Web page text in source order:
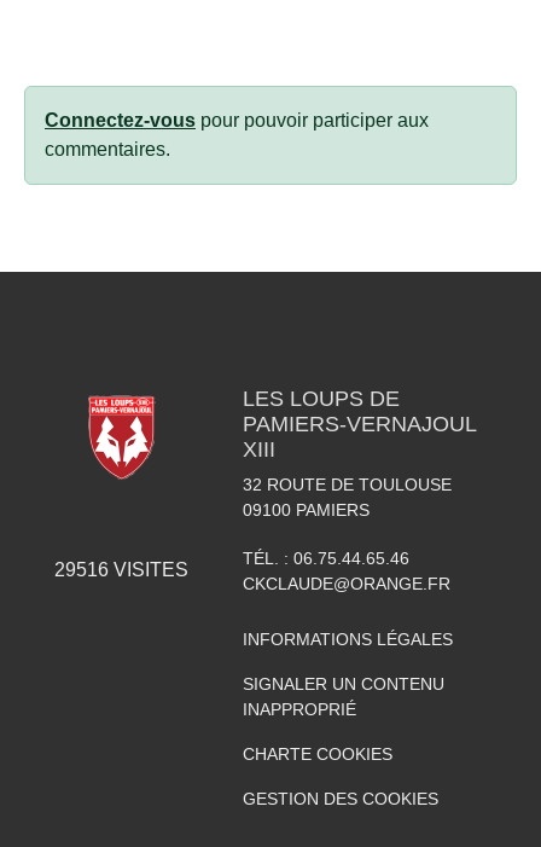
Connectez-vous pour pouvoir participer aux
commentaires.
29516VISITES
LES LOUPS DE
PAMIERS-VERNAJOUL
XIII
32 ROUTE DE TOULOUSE
09100 PAMIERS
TÉL. : 06.75.44.65.46
CKCLAUDE@ORANGE.FR
INFORMATIONS LÉGALES
SIGNALER UN CONTENU
INAPPROPRIÉ
CHARTE COOKIES
GESTION DES COOKIES